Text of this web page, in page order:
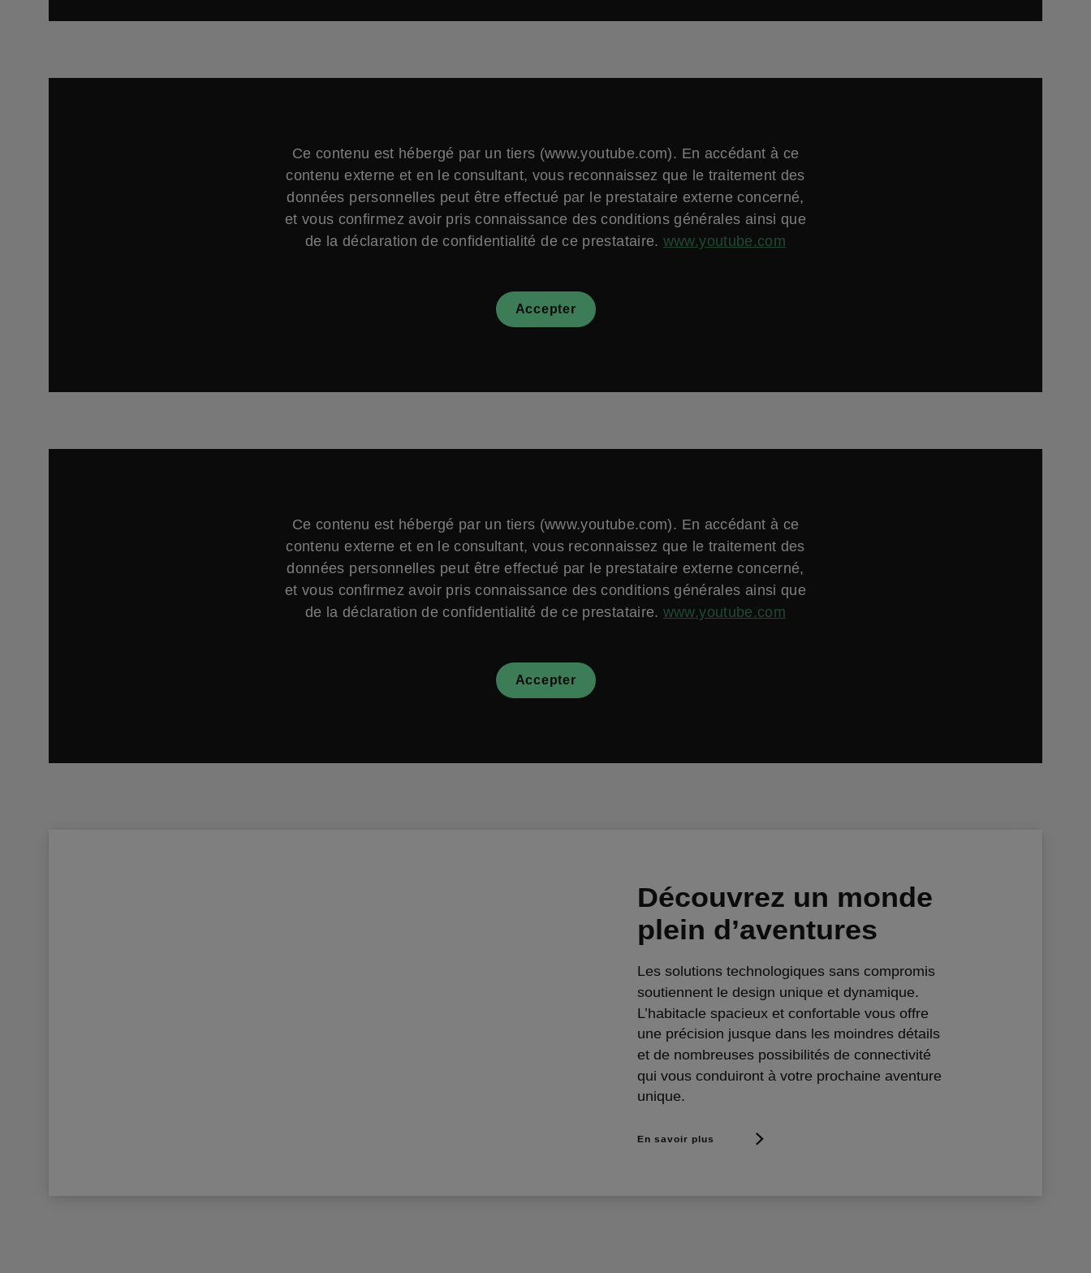
Ce contenu est hébergé par un tiers (www.youtube.com). En accédant à ce
contenu externe et en le consultant, vous reconnaissez que le traitement des
données personnelles peut être effectué par le prestataire externe concerné,
et vous confirmez avoir pris connaissance des conditions générales ainsi que
de la déclaration de confidentialité de ce prestataire. www.youtube.com
Accepter
Ce contenu est hébergé par un tiers (www.youtube.com). En accédant à ce
contenu externe et en le consultant, vous reconnaissez que le traitement des
données personnelles peut être effectué par le prestataire externe concerné,
et vous confirmez avoir pris connaissance des conditions générales ainsi que
de la déclaration de confidentialité de ce prestataire. www.youtube.com
Accepter
Découvrez un monde
plein d’aventures
Les solutions technologiques sans compromis
soutiennent le design unique et dynamique.
L’habitacle spacieux et confortable vous offre
une précision jusque dans les moindres détails
et de nombreuses possibilités de connectivité
qui vous conduiront à votre prochaine aventure
unique.
En savoir plus